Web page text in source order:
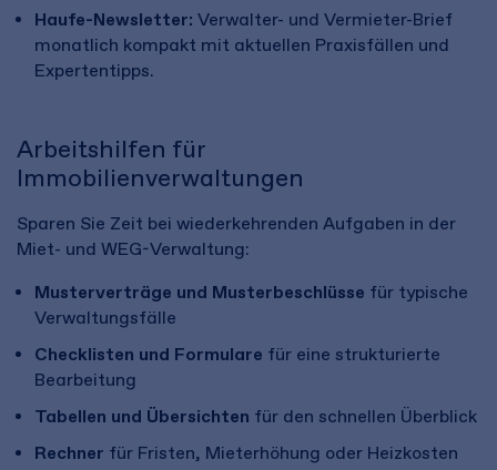
Haufe-Newsletter: Verwalter- und Vermieter-Brief
monatlich kompakt mit aktuellen Praxisfällen und
Expertentipps.
Arbeitshilfen für
Immobilienverwaltungen
Sparen Sie Zeit bei wiederkehrenden Aufgaben in der
Miet- und WEG-Verwaltung:
Musterverträge und Musterbeschlüsse für typische
Verwaltungsfälle
Checklisten und Formulare für eine strukturierte
Bearbeitung
Tabellen und Übersichten für den schnellen Überblick
Rechner für Fristen, Mieterhöhung oder Heizkosten